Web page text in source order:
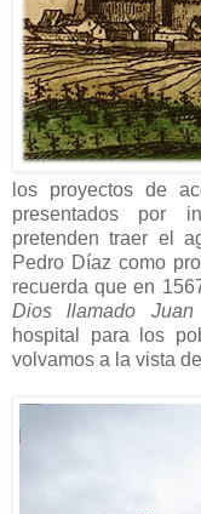
los proyectos de
presentados por
pretenden traer el
Pedro Díaz como
recuerda que en
Dios llamado Juan
hospital para los
volvamos a la vista